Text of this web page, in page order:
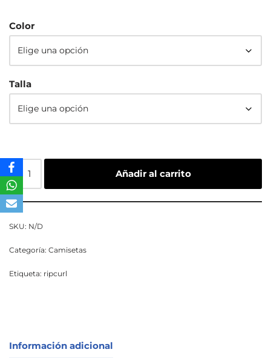
Color
Talla
Añadir al carrito
SKU: N/D
Categoría: Camisetas
Etiqueta: ripcurl
Información adicional